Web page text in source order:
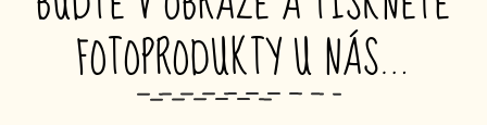
FOTOPRODUKTY U NÁS…
_